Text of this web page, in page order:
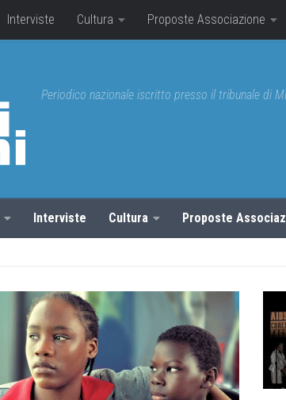
Interviste Cultura Proposte Associazione
Periodico nazionale iscritto presso il tribunale di
Interviste Cultura Proposte